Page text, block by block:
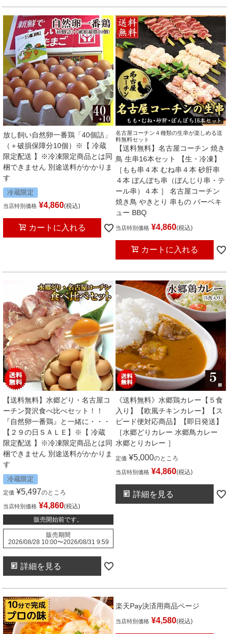
放し飼い自然卵一番鶏「40個詰」
（＋破損保障分10個）※【 冷蔵
限定配送 】※冷凍限定商品とは同
梱できません 別途送料がかかりま
す
冷蔵限定
当店特別価格 ¥4,860 税込
カートに入れる
名古屋コーチン４種類の生串が楽しめる送
料無料セット
【送料無料】名古屋コーチン 焼き
鳥 生串16本セット 【生・冷凍】
［もも串４本 むね串４本 砂肝串
４本 ぼんぼち串（ぼんじり串・テ
ール串）４本 ］ 名古屋コーチン
焼き鳥 やきとり 串もの バーベキ
ュー BBQ
当店特別価格 ¥4,860 税込
カートに入れる
【送料無料】水郷どり・名古屋コ
ーチン贅沢食べ比べセット！！
『自然卵一番鶏』と一緒に・・・
【２９の日ＳＡＬＥ】※【 冷蔵
限定配送 】※冷凍限定商品とは同
梱できません 別途送料がかかりま
す
冷蔵限定
定価 ¥5,497のところ
当店特別価格 ¥4,860 税込
販売開始前です。
販売期間
2026/08/28 10:00〜2026/08/31 9:59
詳細を見る
《送料無料》水郷鶏カレー【５食
入り】【欧風チキンカレー】【ス
ピード便対応商品】【即日発送】
［水郷どりカレー 水郷鳥カレー
水郷とりカレー ］
定価 ¥5,000のところ
当店特別価格 ¥4,860 税込
詳細を見る
楽天Pay決済用商品ページ
当店特別価格 ¥4,580 税込